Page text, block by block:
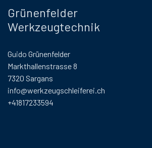
Grünenfelder
Werkzeugtechnik
Guido Grünenfelder
Markthallenstrasse 8
7320 Sargans
info@werkzeugschleiferei.ch
+41817233594